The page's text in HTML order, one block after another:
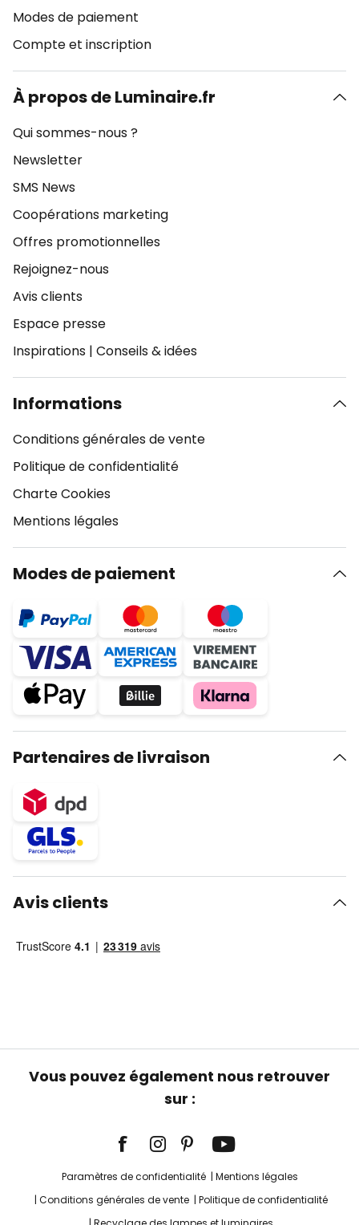
Modes de paiement
Compte et inscription
À propos de Luminaire.fr
Qui sommes-nous ?
Newsletter
SMS News
Coopérations marketing
Offres promotionnelles
Rejoignez-nous
Avis clients
Espace presse
Inspirations | Conseils & idées
Informations
Conditions générales de vente
Politique de confidentialité
Charte Cookies
Mentions légales
Modes de paiement
Partenaires de livraison
Avis clients
Vous pouvez également nous retrouver
sur :
Paramètres de confidentialité
Mentions légales
Conditions générales de vente
Politique de confidentialité